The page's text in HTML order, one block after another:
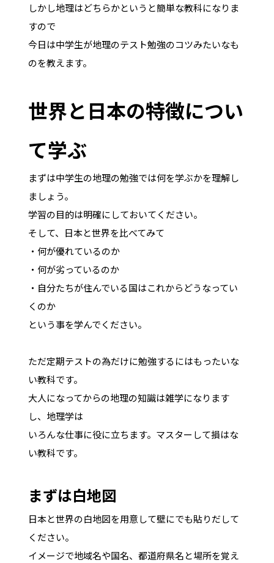
しかし地理はどちらかというと簡単な教科になりま
すので
今日は中学生が地理のテスト勉強のコツみたいなも
のを教えます。
世界と日本の特徴につい
て学ぶ
まずは中学生の地理の勉強では何を学ぶかを理解し
ましょう。
学習の目的は明確にしておいてください。
そして、日本と世界を比べてみて
・何が優れているのか
・何が劣っているのか
・自分たちが住んでいる国はこれからどうなってい
くのか
という事を学んでください。
ただ定期テストの為だけに勉強するにはもったいな
い教科です。
大人になってからの地理の知識は雑学になります
し、地理学は
いろんな仕事に役に立ちます。マスターして損はな
い教科です。
まずは白地図
日本と世界の白地図を用意して壁にでも貼りだして
ください。
イメージで地域名や国名、都道府県名と場所を覚え